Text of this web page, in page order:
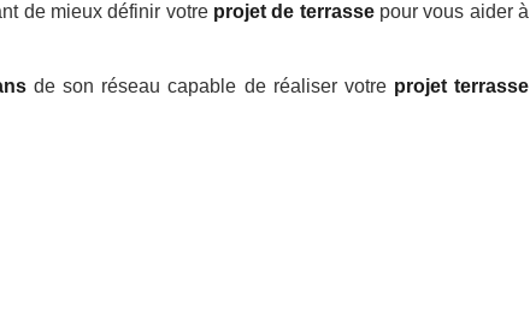
de mieux définir votre projet de terrassepour vous aider à
de son réseau capable de réaliser votre projet terrasse